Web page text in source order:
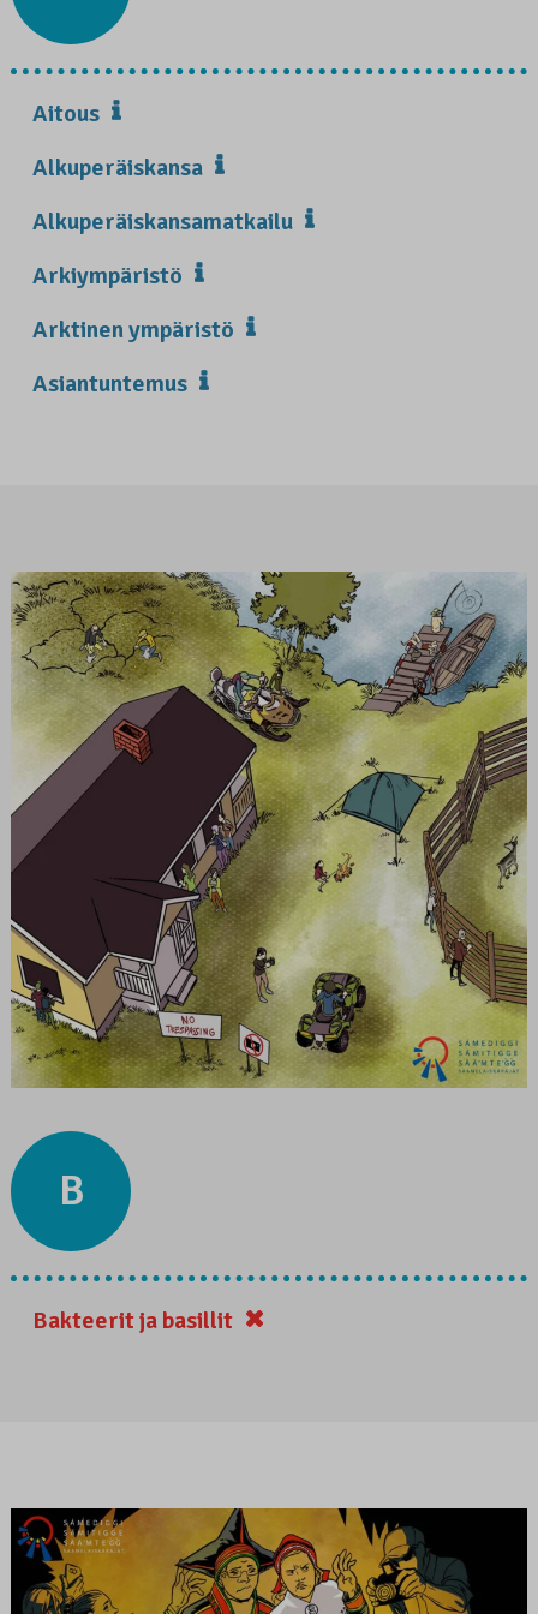
Aitous
Alkuperäiskansa
Alkuperäiskansamatkailu
Arkiympäristö
Arktinen ympäristö
Asiantuntemus
B
Bakteerit ja basillit